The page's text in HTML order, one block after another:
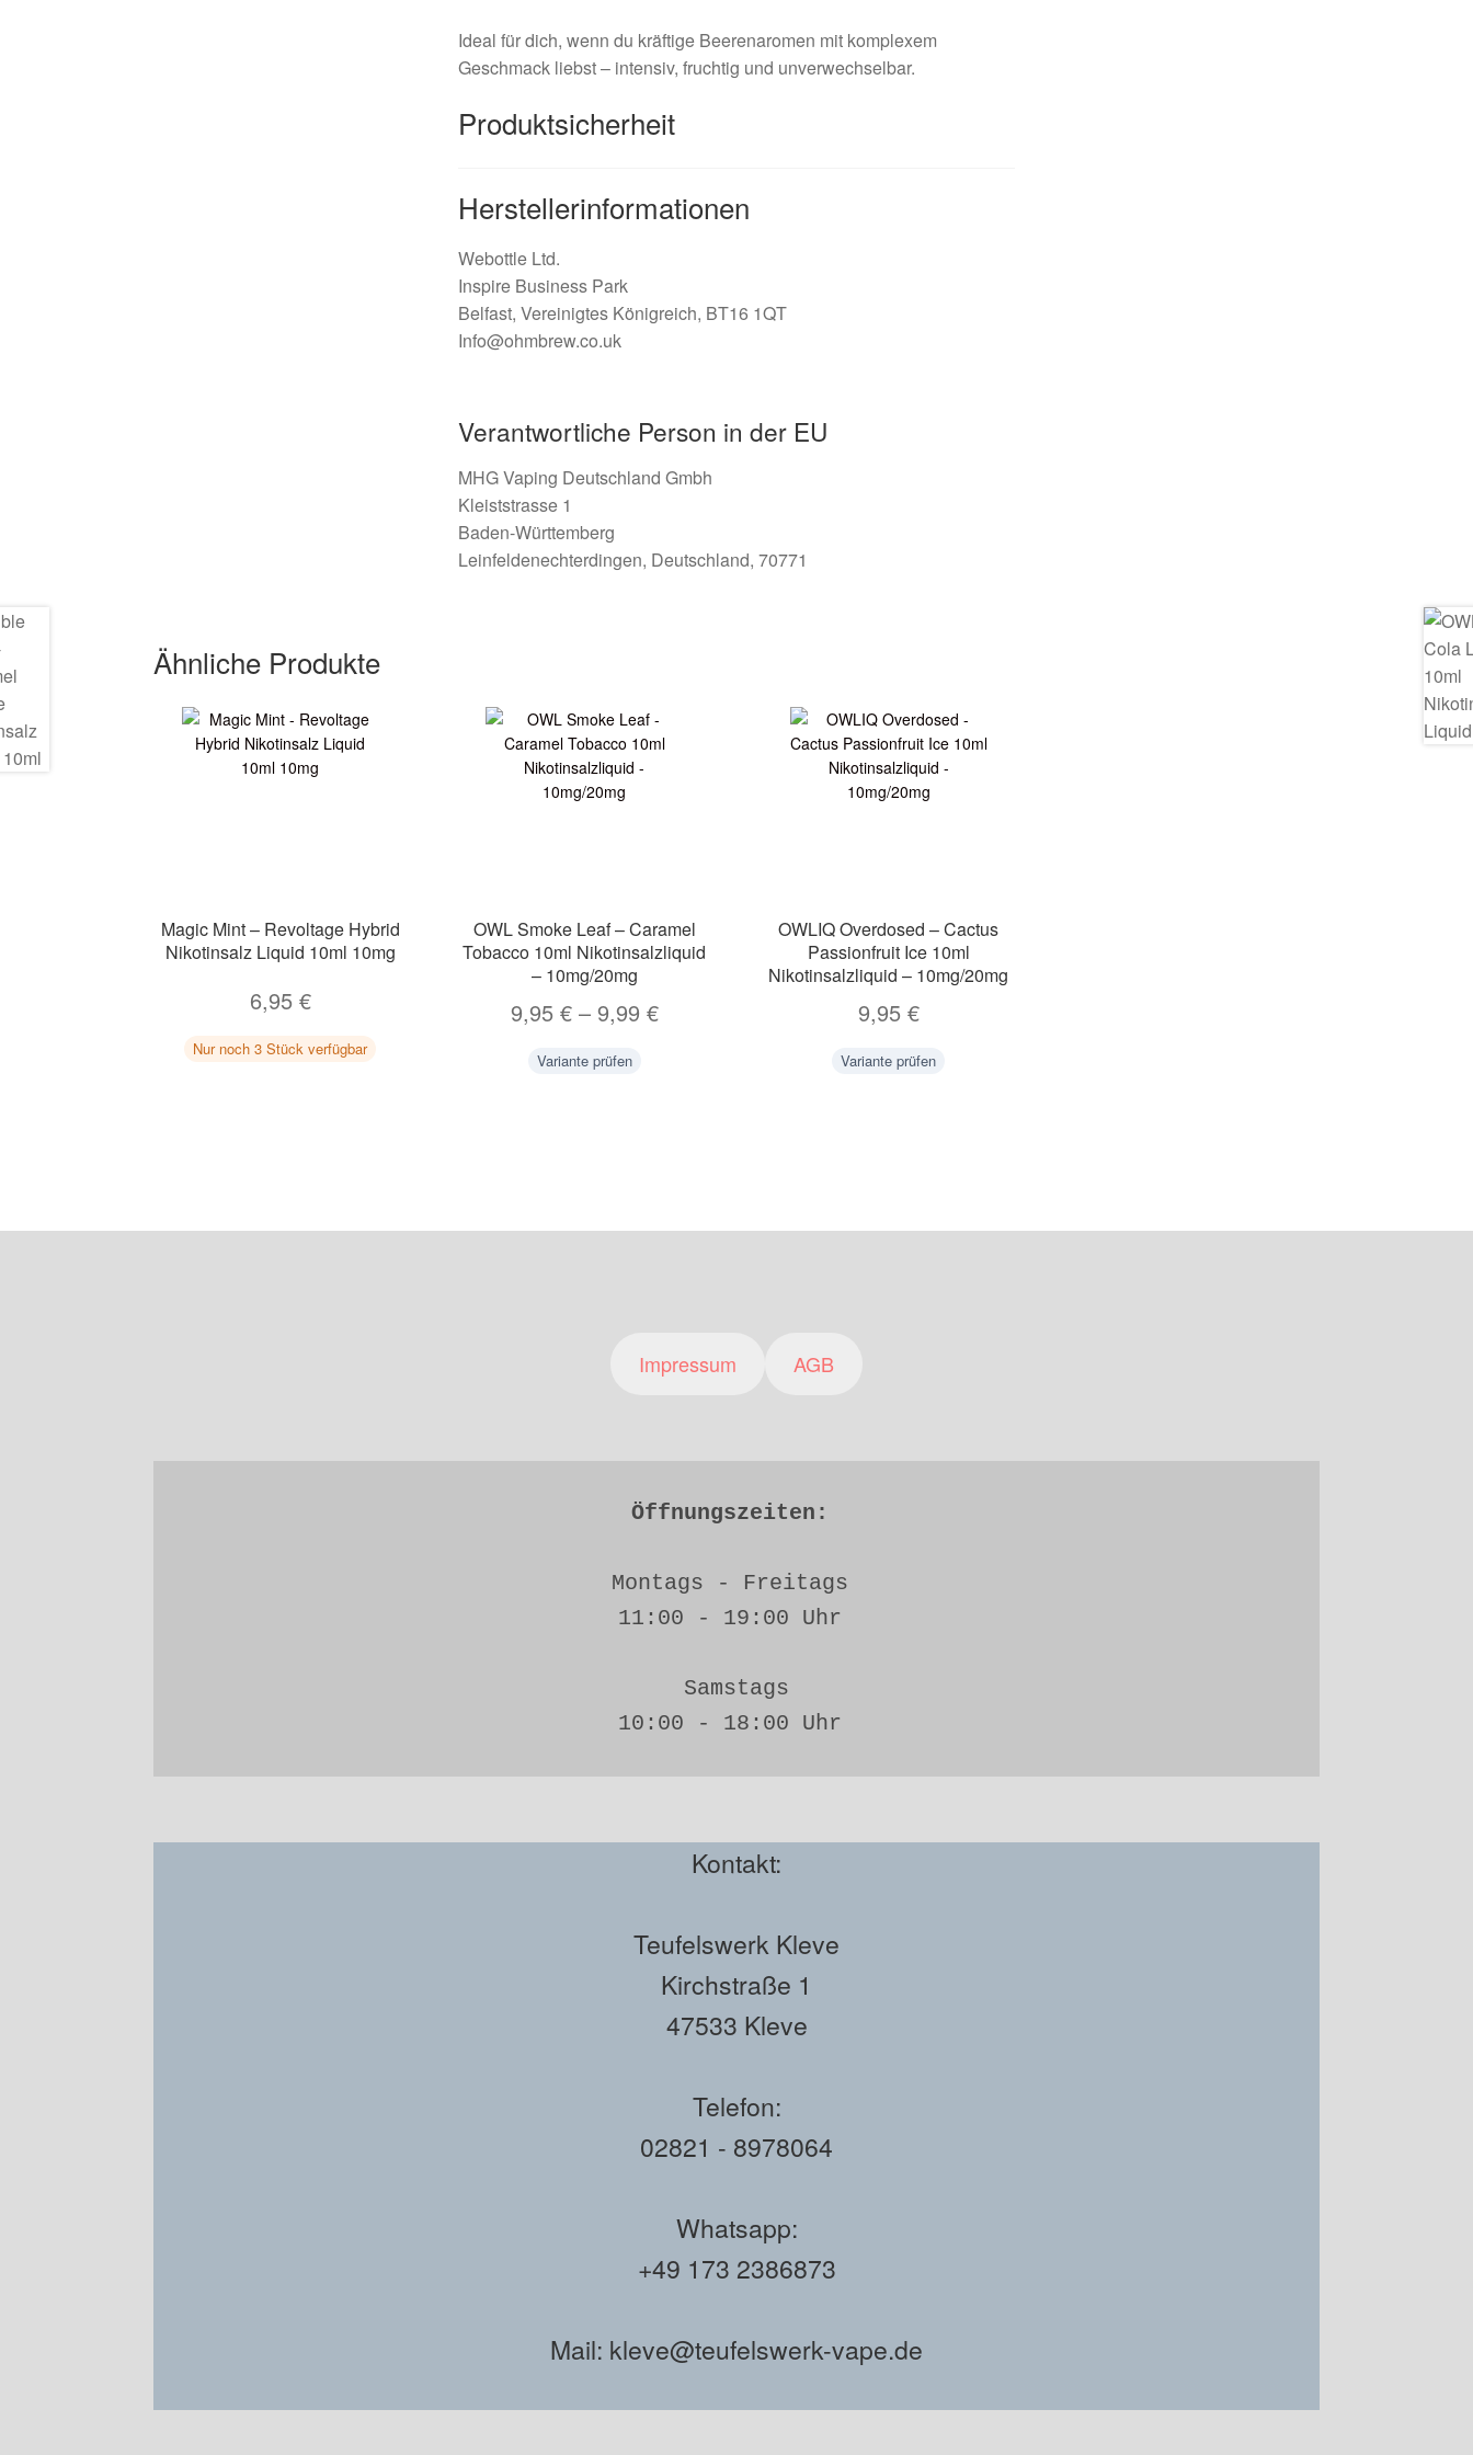
Ideal für dich, wenn du kräftige Beerenaromen mit komplexem
Geschmack liebst – intensiv, fruchtig und unverwechselbar.
Produktsicherheit
Herstellerinformationen
Webottle Ltd.
Inspire Business Park
Belfast, Vereinigtes Königreich, BT16 1QT
Info­@ohmbrew.co.uk
Verantwortliche Person in der EU
MHG Vaping Deutschland Gmbh
Kleiststrasse 1
Baden-Württemberg
Leinfelden­echterdingen, Deutschland, 70771
Ähnliche Produkte
Magic Mint – Revoltage Hybrid
Nikotinsalz Liquid 10ml 10mg
6,95 €
Nur noch 3 Stück verfügbar
OWL Smoke Leaf – Caramel
Tobacco 10ml Nikotinsalzliquid
– 10mg/20mg
9,95 €– 9,99 €
Variante prüfen
OWLIQ Overdosed – Cactus
Passionfruit Ice 10ml
Nikotinsalzliquid – 10mg/20mg
9,95 €
Variante prüfen
Impressum AGB
Öffnungszeiten:
Montags - Freitags
11:00 - 19:00 Uhr
Samstags
10:00 - 18:00 Uhr
Kontakt:
Teufelswerk Kleve
Kirchstraße 1
47533 Kleve
Telefon:
02821 - 8978064
Whatsapp:
+49 173 2386873
Mail: kleve@teufelswerk-vape.de